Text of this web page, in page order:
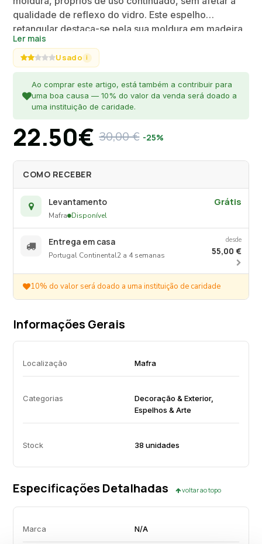
qualidade de reflexo do vidro. Este espelho
retangular destaca-se pela sua moldura em madeira
com acabamento natural, que preserva a textura e o
grão original da matéria-prima. Com um design de
linhas retas e minimalistas, é uma peça versátil que
ajuda a ampliar a luminosidade e a profundidade de
qualquer ambiente, garantindo um equilíbrio estético
entre o rústico e o moderno.
Ler mais
Usado i
Ao comprar este artigo, está também a contribuir para
uma boa causa — 10% do valor da venda será doado a
uma instituição de caridade.
22.50€ 30,00 € -25%
COMO RECEBER
Levantamento
Mafra Disponível
Grátis
Entrega em casa
Portugal Continental2 a 4 semanas
desde
55,00 €
10% do valor será doado a uma instituição de caridade
Informações Gerais
Localização Mafra
Categorias
Decoração & Exterior,
Espelhos & Arte
Stock 38 unidades
Especificações Detalhadas voltar ao topo
Marca N/A